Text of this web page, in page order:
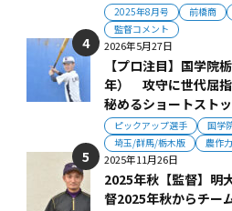
2025年8月号 前橋商
監督コメント
2026年5月27日
【プロ注目】国学院
年） 攻守に世代屈
秘めるショートスト
ピックアップ選手
国学
埼玉/群馬/栃木版
農作力
2025年11月26日
2025年秋【監督】明
督2025年秋からチー